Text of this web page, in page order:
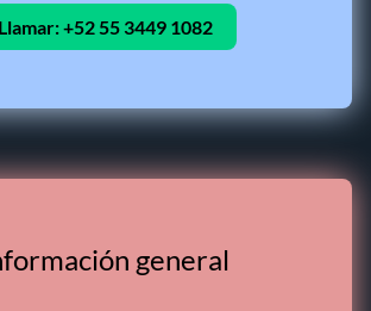
Llamar:+52 55 3449 1082
general